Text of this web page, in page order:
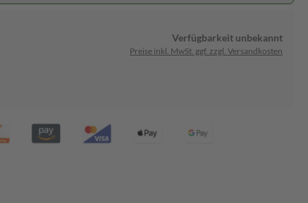
Verfügbarkeit unbekannt
Preise inkl. MwSt. ggf. zzgl. Versandkosten